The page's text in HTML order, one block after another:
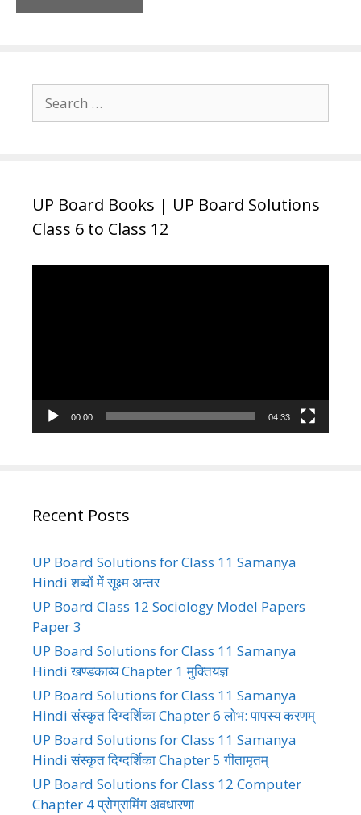
for:
UP Board Books | UP Board Solutions
Class 6 to Class 12
00:00 04:33
Recent Posts
UP Board Solutions for Class 11 Samanya
Hindi शब्दों में सूक्ष्म अन्तर
UP Board Class 12 Sociology Model Papers
Paper 3
UP Board Solutions for Class 11 Samanya
Hindi खण्डकाव्य Chapter 1 मुक्तियज्ञ
UP Board Solutions for Class 11 Samanya
Hindi संस्कृत दिग्दर्शिका Chapter 6 लोभ: पापस्य करणम्
UP Board Solutions for Class 11 Samanya
Hindi संस्कृत दिग्दर्शिका Chapter 5 गीतामृतम्
UP Board Solutions for Class 12 Computer
Chapter 4 प्रोग्रामिंग अवधारणा